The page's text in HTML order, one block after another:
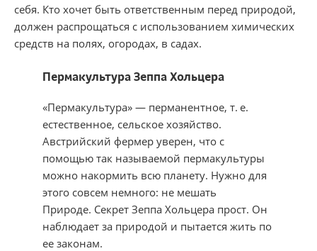
себя. Кто хочет быть ответственным перед природой,
должен распрощаться с использованием химических
средств на полях, огородах, в садах.
Пе​рмакультура Зеппа Хольцера
«Пермакультура» — перманентное, т. е.
естественное, сельское хозяйство.
Австрийский фермер уверен, что с
помощью так называемой пермакультуры
можно накормить всю планету. Нужно для
этого совсем немного: не мешать
Природе. Секрет Зеппа Хольцера прост. Он
наблюдает за природой и пытается жить по
ее законам.